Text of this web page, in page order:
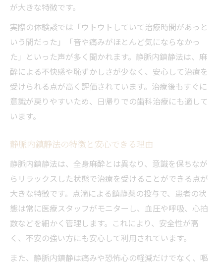
が大きな特徴です。
実際の体験談では「ウトウトしていて治療時間があっと
いう間だった」「音や痛みがほとんど気にならなかっ
た」といった声が多く聞かれます。静脈内鎮静法は、麻
酔による不快感や恥ずかしさが少なく、安心して治療を
受けられる点が高く評価されています。治療後もすぐに
意識が戻りやすいため、日帰りでの歯科治療にも適して
います。
静脈内鎮静法の特徴と安心できる理由
静脈内鎮静法は、全身麻酔とは異なり、意識を保ちなが
らリラックスした状態で治療を受けることができる点が
大きな特徴です。点滴による鎮静薬の投与で、患者の状
態は常に医療スタッフがモニターし、血圧や呼吸、心拍
数などを細かく管理します。これにより、安全性が高
く、不安の強い方にも安心して利用されています。
また、静脈内鎮静は痛みや恐怖心の軽減だけでなく、嘔